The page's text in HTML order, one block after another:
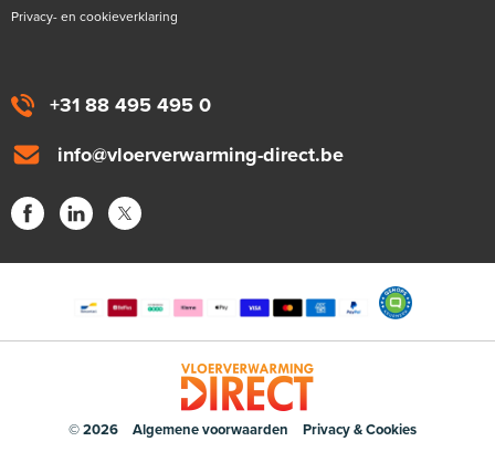
+31 88 495 495 0
info@vloerverwarming-direct.be
Privacy- en cookieverklaring
© 2026 Algemene voorwaarden Privacy & Cookies